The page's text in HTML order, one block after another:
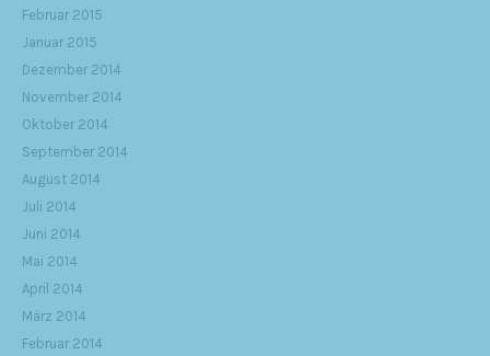
Februar 2015
Januar 2015
Dezember 2014
November 2014
Oktober 2014
September 2014
August 2014
Juli 2014
Juni 2014
Mai 2014
April 2014
März 2014
Februar 2014